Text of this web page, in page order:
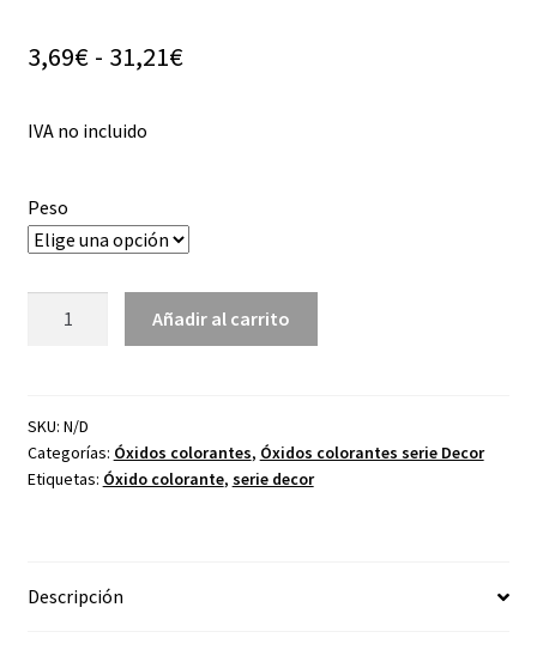
3,69€ - 31,21€Rango
3,69€
31,21€
IVA no incluido
Peso
azul
cobalto
cantidad
Añadir al carrito
SKU: N/D
Categorías: Óxidos colorantes, Óxidos colorantes serie Decor
Etiquetas: Óxido colorante, serie decor
Descripción